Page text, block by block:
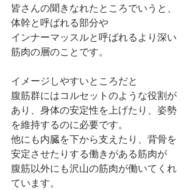
皆さんの聞きなれたところでいうと、
体幹と呼ばれる部分や
インナーマッスルと呼ばれるより深い
筋肉の層のことです。
イメージしやすいところだと
腹筋群にはコルセットのような役割が
あり、身体の安定性を上げたり、姿勢
を維持するのに必要です。
他にも内臓を下から支えたり、背骨を
安定させたりする働きがある筋肉が
腹筋以外にも沢山の筋肉が働いてくれ
ています。